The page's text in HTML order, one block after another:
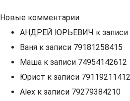
Новые комментарии
АНДРЕЙ ЮРЬЕВИЧ к записи
Ваня к записи 79181258415
Маша к записи 74954142612
Юрист к записи 79119211412
Alex к записи 79279384210